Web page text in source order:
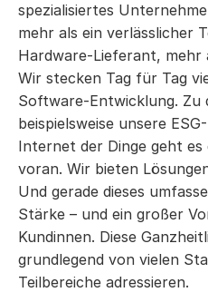
spezialisiertes
mehr als ein verlässlicher
Hardware-Lieferant, mehr
Wir stecken Tag für Tag
Software-Entwicklung. Zu
beispielsweise unsere
Internet der Dinge geht es
voran. Wir bieten
Und gerade dieses
Stärke – und ein großer
Kundinnen. Diese
grundlegend von vielen
Teilbereiche adressieren.